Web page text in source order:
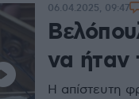
να ήταν
Η απίστευτη
06.04.2025, 09:47